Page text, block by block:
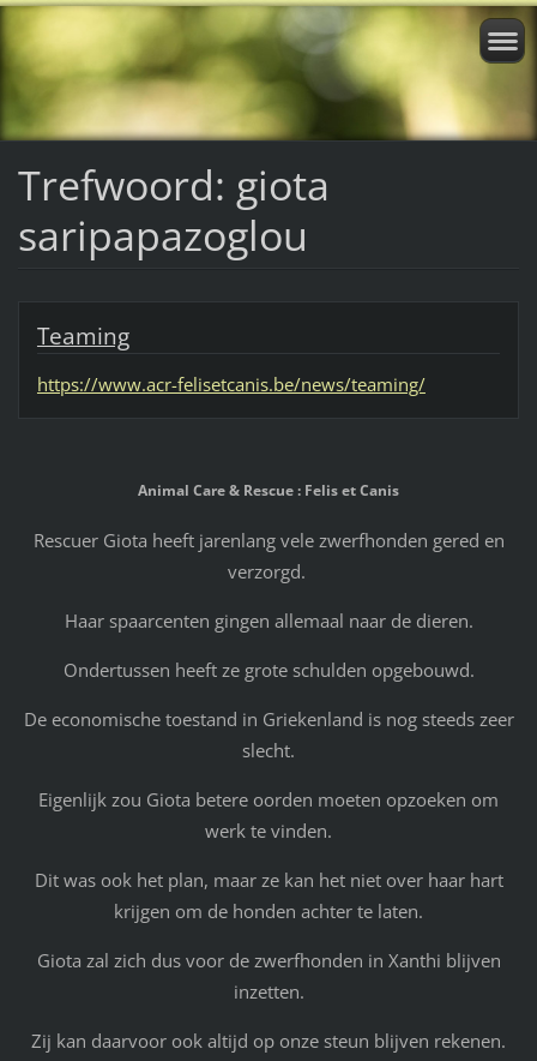
Trefwoord: giota
saripapazoglou
Teaming
https://www.acr-felisetcanis.be/news/teaming/
Animal Care & Rescue : Felis et Canis
Rescuer Giota heeft jarenlang vele zwerfhonden gered en
verzorgd.
Haar spaarcenten gingen allemaal naar de dieren.
Ondertussen heeft ze grote schulden opgebouwd.
De economische toestand in Griekenland is nog steeds zeer
slecht.
Eigenlijk zou Giota betere oorden moeten opzoeken om
werk te vinden.
Dit was ook het plan, maar ze kan het niet over haar hart
krijgen om de honden achter te laten.
Giota zal zich dus voor de zwerfhonden in Xanthi blijven
inzetten.
Zij kan daarvoor ook altijd op onze steun blijven rekenen.